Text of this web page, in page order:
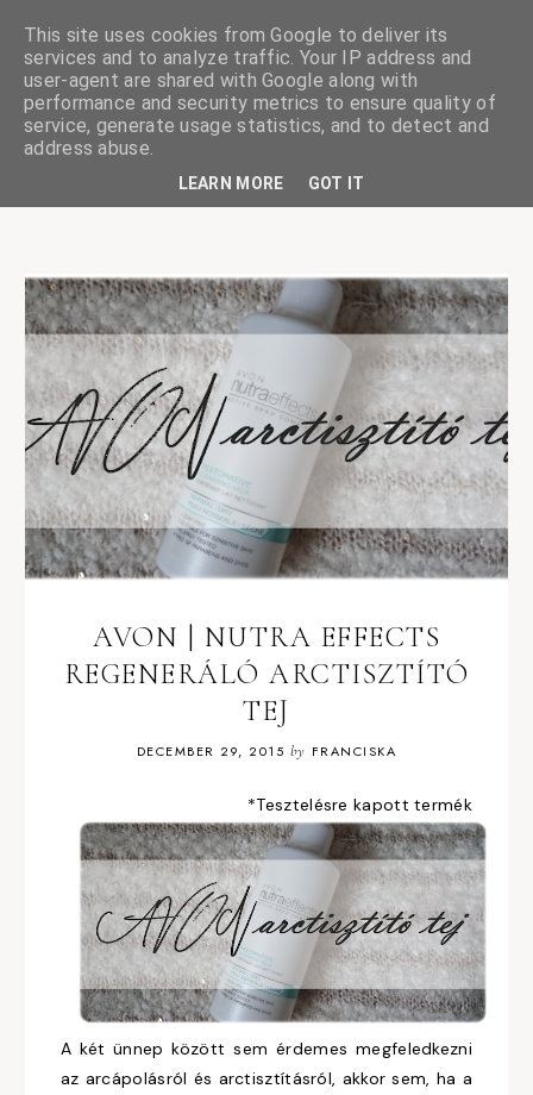
ciskaságok
AVON | NUTRA EFFECTS
REGENERÁLÓ ARCTISZTÍTÓ
TEJ
DECEMBER 29, 2015 by FRANCISKA
*Tesztelésre kapott termék
A két ünnep között sem érdemes megfeledkezni
az arcápolásról és arctisztításról, akkor sem, ha a
This site uses cookies from Google to deliver its
services and to analyze traffic. Your IP address and
user-agent are shared with Google along with
performance and security metrics to ensure quality of
service, generate usage statistics, and to detect and
address abuse.
LEARN MORE GOT IT